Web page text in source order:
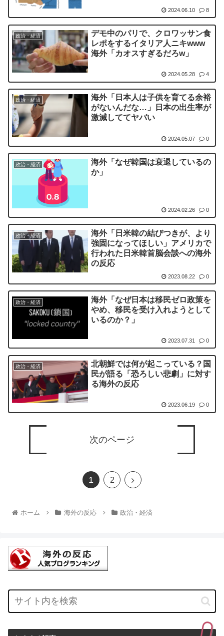
2024.06.10 8
政治・経済
デモ中のパリで、クロワッサン食
レポをするイタリア人ニキwww
海外「カオスすぎるだろw」
2024.05.28 4
政治・経済
海外「日本人は子供を育てる余裕
がないんだな…」日本の出生率が
激減しててヤバい
2024.05.07 0
政治・経済
海外「なぜ韓国は衰退しているの
か」
2024.02.26 0
政治・経済
海外「日米韓の結びつきが、より
強固になってほしい」アメリカで
行われた日米韓首脳会談への海外
の反応
2023.08.22 0
政治・経済
海外「なぜ日本は移民ゼロ政策を
やめ、移民を受け入れようとして
いるのか？」
2023.07.31 0
政治・経済
北朝鮮では何が起こっている？国
民が語る「恐ろしい悲劇」に対す
る海外の反応
2023.06.19 0
次のページ
1 2
ホーム 海外の反応 政治・経済